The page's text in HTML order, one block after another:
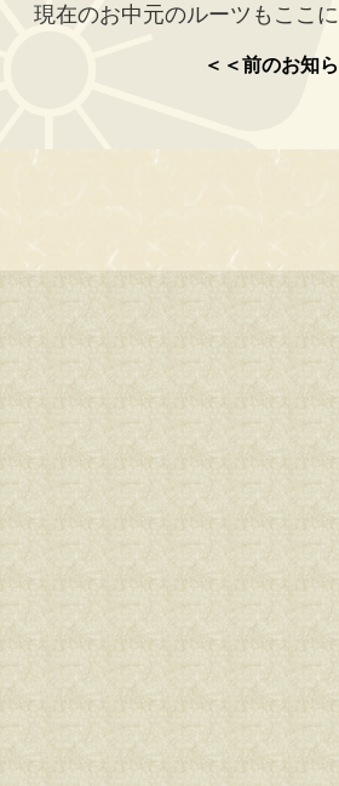
現在のお中元のルーツもここ
＜＜前のお知